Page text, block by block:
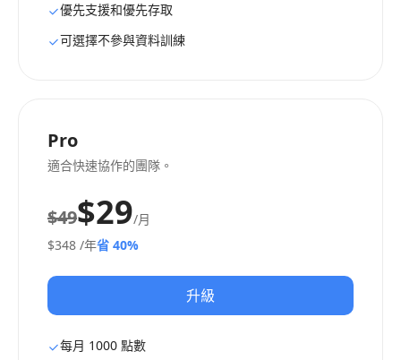
優先支援和優先存取
可選擇不參與資料訓練
Pro
適合快速協作的團隊。
$49$29/月
$348 /年省 40%
升級
每月 1000 點數